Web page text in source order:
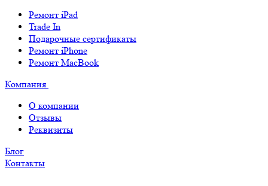
Ремонт iPad
Trade In
Подарочные сертификаты
Ремонт iPhone
Ремонт MacBook
Компания
О компании
Отзывы
Реквизиты
Блог
Контакты